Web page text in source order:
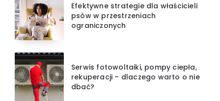
Efektywne strategie dla właścicieli
psów w przestrzeniach
ograniczonych
Serwis fotowoltaiki, pompy ciepła,
rekuperacji – dlaczego warto o nie
dbać?